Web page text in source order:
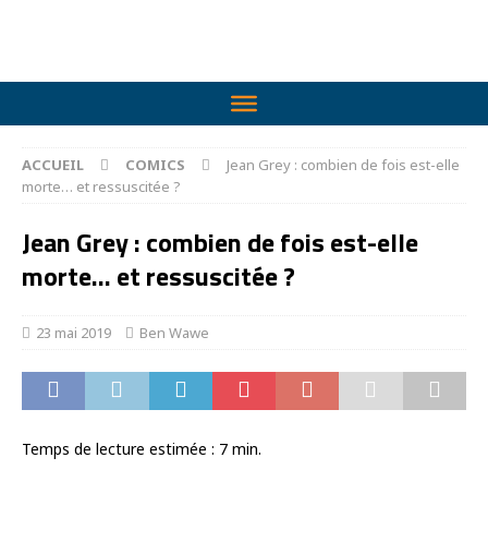
ACCUEIL COMICS
Jean Grey : combien de fois est-elle
morte… et ressuscitée ?
Jean Grey : combien de fois est-elle
morte… et ressuscitée ?
23 mai 2019 Ben Wawe
Temps de lecture estimée : 7 min.